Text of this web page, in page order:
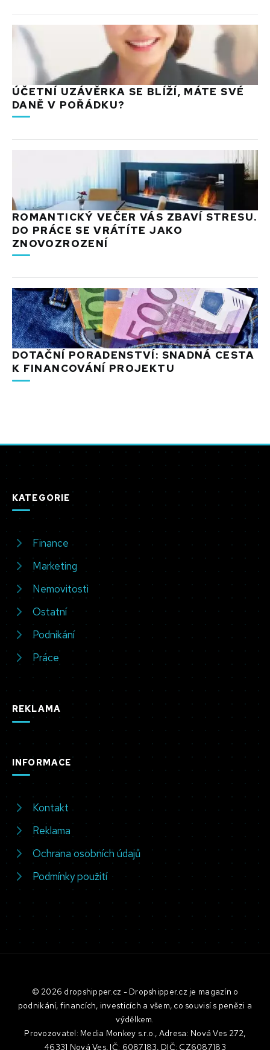
ÚČETNÍ UZÁVĚRKA SE BLÍŽÍ, MÁTE SVÉ
DANĚ V POŘÁDKU?
ROMANTICKÝ VEČER VÁS ZBAVÍ STRESU.
DO PRÁCE SE VRÁTÍTE JAKO
ZNOVOZROZENÍ
DOTAČNÍ PORADENSTVÍ: SNADNÁ CESTA
K FINANCOVÁNÍ PROJEKTU
KATEGORIE
Finance
Marketing
Nemovitosti
Ostatní
Podnikání
Práce
REKLAMA
INFORMACE
Kontakt
Reklama
Ochrana osobních údajů
Podmínky použití
© 2026 dropshipper.cz - Dropshipper.cz je magazín o
podnikání, financích, investicích a všem, co souvisí s penězi a
výdělkem.
Provozovatel: Media Monkey s.r.o., Adresa: Nová Ves 272,
46331 Nová Ves, IČ: 6087183, DIČ: CZ6087183